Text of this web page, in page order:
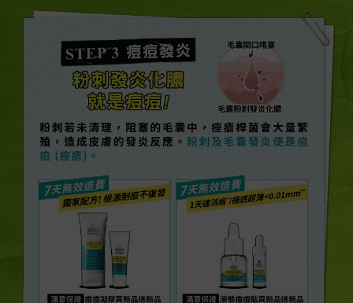
STEP 3 痘痘發炎
粉刺發炎化膿
就是痘痘!
粉刺若未清理，阻塞的毛囊中，痤瘡桿菌會大量繁
殖，造成皮膚的發炎反應。粉刺及毛囊發炎便是痘
痘 (痤瘡)。​